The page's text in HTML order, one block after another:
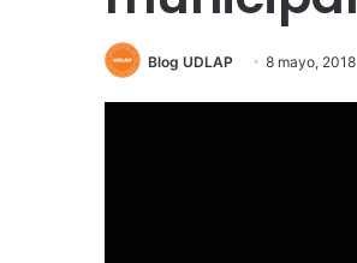
Blog UDLAP 8 mayo, 2018